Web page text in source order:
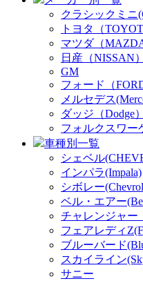
クラシックミニ
トヨタ（
マツダ（
日産（NISSAN）
GM
フォード（
メルセデス
ダッジ（Dodge）
フォルクスワー
車種別一覧
シェベル
インパラ(Impala)
シボレー
ベル・エアー
チャレンジャー
フェアレディ
ブルーバード
スカイライン
サニー